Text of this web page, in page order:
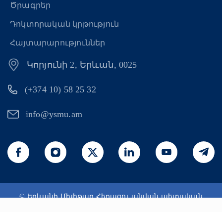
Ծրագրեր
Դոկտորական կրթություն
Հայտարարություններ
Կորյունի 2, Երևան, 0025
(+374 10) 58 25 32
info@ysmu.am
© Երևանի Մխիթար Հերացու անվան պետական